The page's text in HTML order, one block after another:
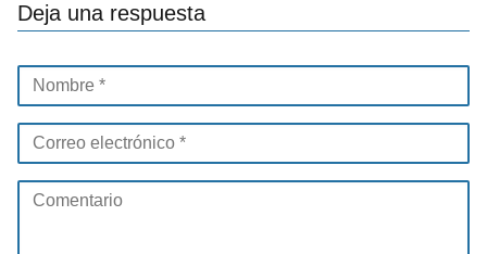
Deja una respuesta